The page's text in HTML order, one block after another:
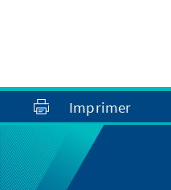
Imprimer